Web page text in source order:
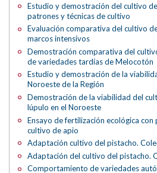
Estudio y demostración del cultivo
patrones y técnicas de cultivo
Evaluación comparativa del cultivo
marcos intensivos
Demostración comparativa del
de variedades tardías de Melocotón
Estudio y demostración de la
Noroeste de la Región
Demostración de la viabilidad del
lúpulo en el Noroeste
Ensayo de fertilización ecológica con
cultivo de apio
Adaptación cultivo del pistacho.
Adaptación del cultivo del pistacho.
Comportamiento de variedades